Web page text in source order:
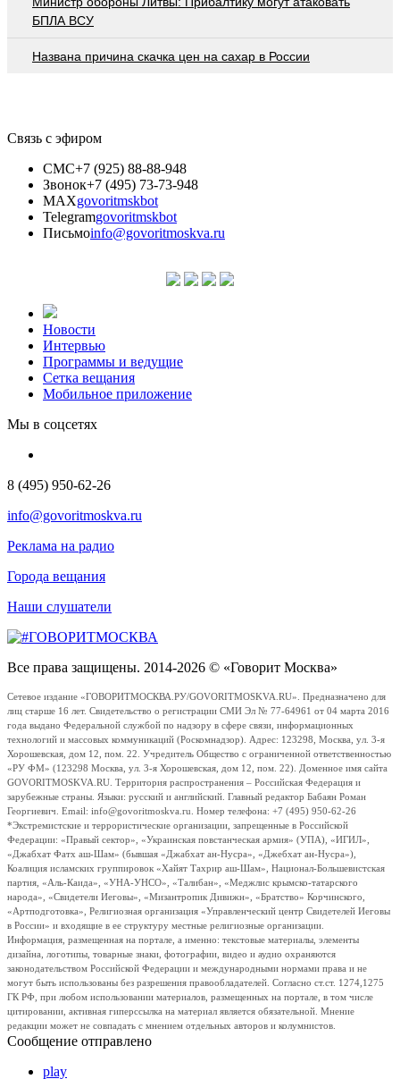
БПЛА ВСУ
Названа причина скачка цен на сахар в России
Связь с эфиром
СМС+7 (925) 88-88-948
Звонок+7 (495) 73-73-948
MAXgovoritmskbot
Telegramgovoritmskbot
Письмоinfo@govoritmoskva.ru
Новости
Интервью
Программы и ведущие
Сетка вещания
Мобильное приложение
Мы в соцсетях
8 (495) 950-62-26
info@govoritmoskva.ru
Реклама на радио
Города вещания
Наши слушатели
Все права защищены. 2014-2026 © «Говорит Москва»
Сетевое издание «ГОВОРИТМОСКВА.РУ/GOVORITMOSKVA.RU». Предназначено для
лиц старше 16 лет. Свидетельство о регистрации СМИ Эл № 77-64961 от 04 марта 2016
года выдано Федеральной службой по надзору в сфере связи, информационных
технологий и массовых коммуникаций (Роскомнадзор). Адрес: 123298, Москва, ул. 3-я
Хорошевская, дом 12, пом. 22. Учредитель Общество с ограниченной ответственностью
«РУ ФМ» (123298 Москва, ул. 3-я Хорошевская, дом 12, пом. 22). Доменное имя сайта
GOVORITMOSKVA.RU. Территория распространения – Российская Федерация и
зарубежные страны. Языки: русский и английский. Главный редактор Бабаян Роман
Георгиевич. Email: info@govoritmoskva.ru. Номер телефона: +7 (495) 950-62-26
*Экстремистские и террористические организации, запрещенные в Российской
Федерации: «Правый сектор», «Украинская повстанческая армия» (УПА), «ИГИЛ»,
«Джабхат Фатх аш-Шам» (бывшая «Джабхат ан-Нусра», «Джебхат ан-Нусра»),
Коалиция исламских группировок «Хайят Тахрир аш-Шам», Национал-Большевистская
партия, «Аль-Каида», «УНА-УНСО», «Талибан», «Меджлис крымско-татарского
народа», «Свидетели Иеговы», «Мизантропик Дивижн», «Братство» Корчинского,
«Артподготовка», Религиозная организация «Управленческий центр Свидетелей Иеговы
в России» и входящие в ее структуру местные религиозные организации.
Информация, размещенная на портале, а именно: текстовые материалы, элементы
дизайна, логотипы, товарные знаки, фотографии, видео и аудио охраняются
законодательством Российской Федерации и международными нормами права и не
могут быть использованы без разрешения правообладателей. Согласно ст.ст. 1274,1275
ГК РФ, при любом использовании материалов, размещенных на портале, в том числе
цитировании, активная гиперссылка на материал является обязательной. Мнение
редакции может не совпадать с мнением отдельных авторов и колумнистов.
Сообщение отправлено
play